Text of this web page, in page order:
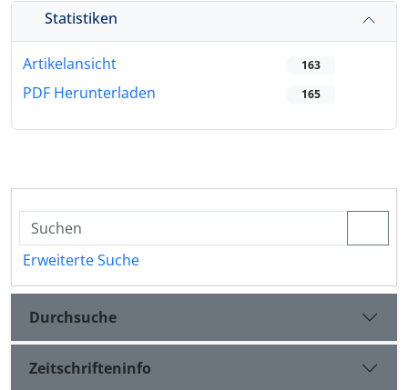
Statistiken
Artikelansicht 163
PDF Herunterladen 165
Erweiterte Suche
Durchsuche
Zeitschrifteninfo